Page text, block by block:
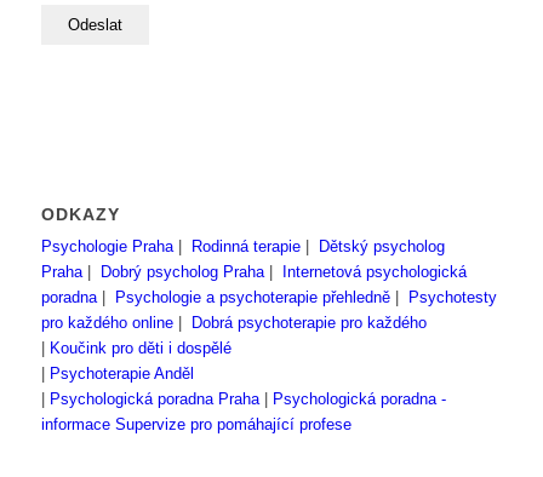
ODKAZY
Psychologie Praha| Rodinná terapie|
Dětský psycholog
Praha| Dobrý psycholog Praha|
Internetová psychologická
poradna| Psychologie a psychoterapie přehledně|
Psychotesty
pro každého online|
Dobrá psychoterapie pro každého
Koučink pro děti i dospělé
Psychoterapie Anděl
Psychologická poradna Praha|
Psychologická poradna -
informace Supervize pro pomáhající profese